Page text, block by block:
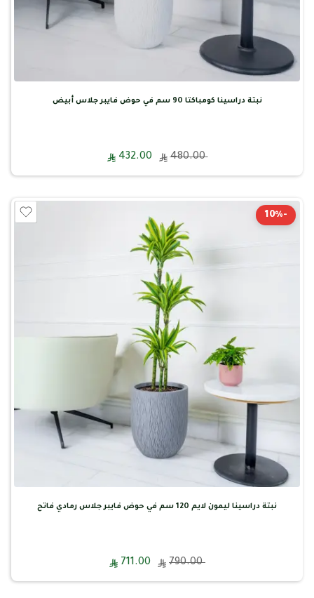
نبتة دراسينا كومباكتا 90 سم في حوض فايبر جلاس أبيض
480.00
432.00
-10%
نبتة دراسينا ليمون لايم 120 سم في حوض فايبر جلاس رمادي فاتح
790.00